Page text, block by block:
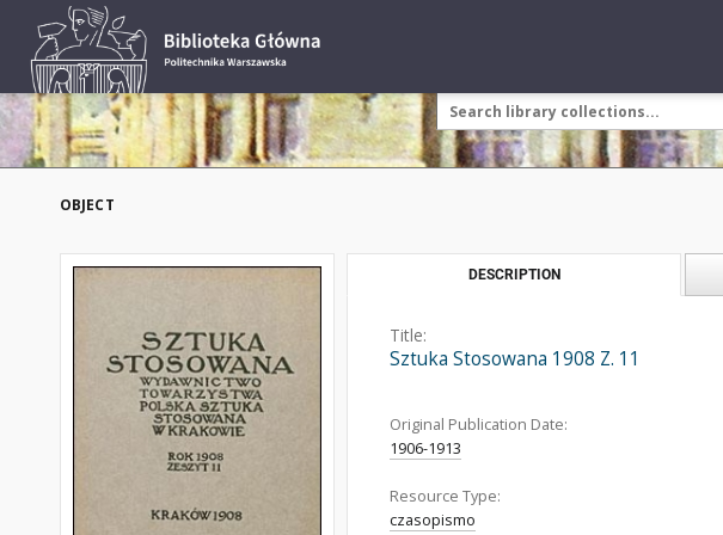
OBJECT
DESCRIPTION
Title:
Sztuka Stosowana 1908 Z. 11
Original Publication Date:
1906-1913
Resource Type:
czasopismo